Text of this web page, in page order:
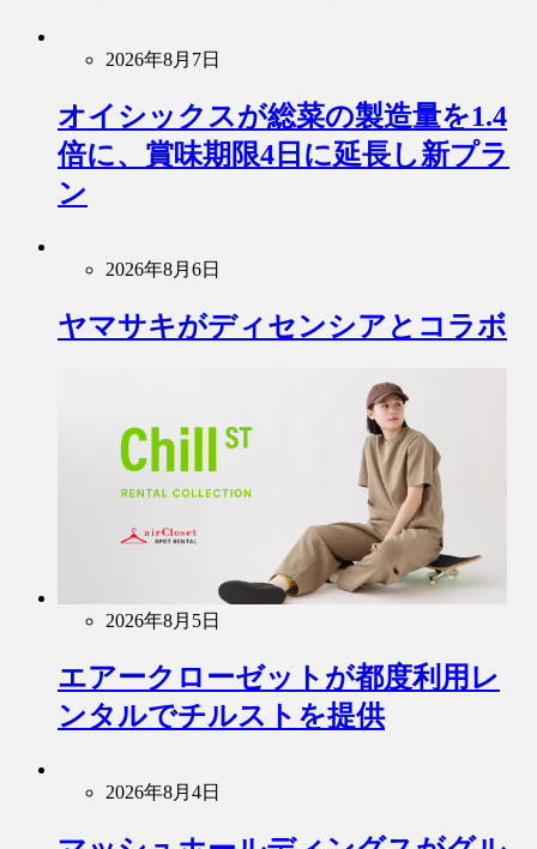
2026年8月7日
オイシックスが総菜の製造量を1.4
倍に、賞味期限4日に延長し新プラ
ン
2026年8月6日
ヤマサキがディセンシアとコラボ
2026年8月5日
エアークローゼットが都度利用レ
ンタルでチルストを提供
2026年8月4日